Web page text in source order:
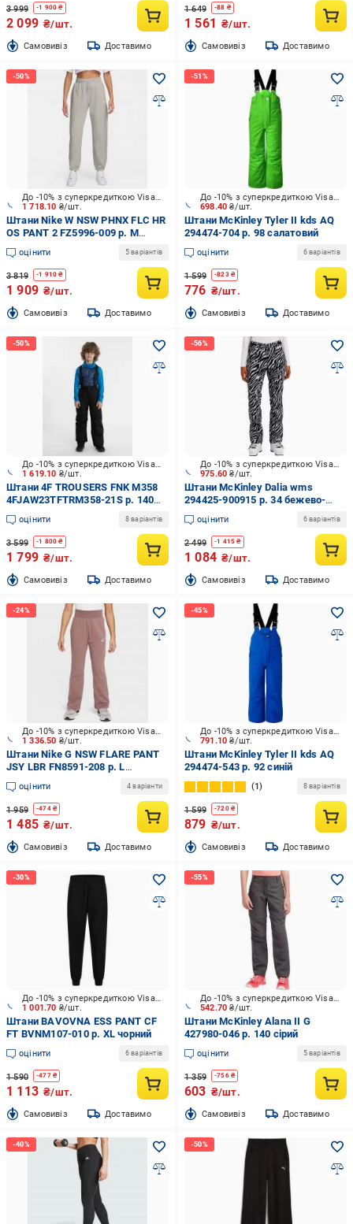
3 999 -1 900 ₴
2 099 ₴/шт.
Cамовивіз Доставимо
1 649 -88 ₴
1 561 ₴/шт.
Cамовивіз Доставимо
1 718.10 ₴/шт.
До -10% з суперкредиткою Visa Вигода
Штани Nike W NSW PHNX FLC HR
OS PANT 2 FZ5996-009 р. M
бежевий
оцінити 5 варіантів
3 819 -1 910 ₴
1 909 ₴/шт.
Cамовивіз Доставимо
698.40₴/шт.
До -10% з суперкредиткою Visa Вигода
Штани McKinley Tyler II kds AQ
294474-704 р. 98 салатовий
оцінити 6 варіантів
1 599 -823₴
776 ₴/шт.
Cамовивіз Доставимо
1 619.10 ₴/шт.
До -10% з суперкредиткою Visa Вигода
Штани 4F TROUSERS FNK M358
4FJAW23TFTRM358-21S р. 140
чорний
оцінити 8 варіантів
3 599 -1 800 ₴
1 799 ₴/шт.
Cамовивіз Доставимо
975.60₴/шт.
До -10% з суперкредиткою Visa Вигода
Штани McKinley Dalia wms
294425-900915 р. 34 бежево-
чорний
оцінити 6 варіантів
2 499 -1 415 ₴
1 084 ₴/шт.
Cамовивіз Доставимо
1 336.50 ₴/шт.
До -10% з суперкредиткою Visa Вигода
Штани Nike G NSW FLARE PANT
JSY LBR FN8591-208 р. L
бежевий
оцінити 4 варіанти
1 959 -474₴
1 485 ₴/шт.
Cамовивіз Доставимо
791.10₴/шт.
До -10% з суперкредиткою Visa Вигода
Штани McKinley Tyler II kds AQ
294474-543 р. 92 синій
1 8 варіантів
1 599 -720₴
879 ₴/шт.
Cамовивіз Доставимо
1 001.70 ₴/шт.
До -10% з суперкредиткою Visa Вигода
Штани BAVOVNA ESS PANT CF
FT BVNM107-010 р. XL чорний
оцінити 6 варіантів
1 590 -477₴
1 113 ₴/шт.
Cамовивіз Доставимо
542.70₴/шт.
До -10% з суперкредиткою Visa Вигода
Штани McKinley Alana II G
427980-046 р. 140 сірий
оцінити 5 варіантів
1 359 -756₴
603 ₴/шт.
Cамовивіз Доставимо